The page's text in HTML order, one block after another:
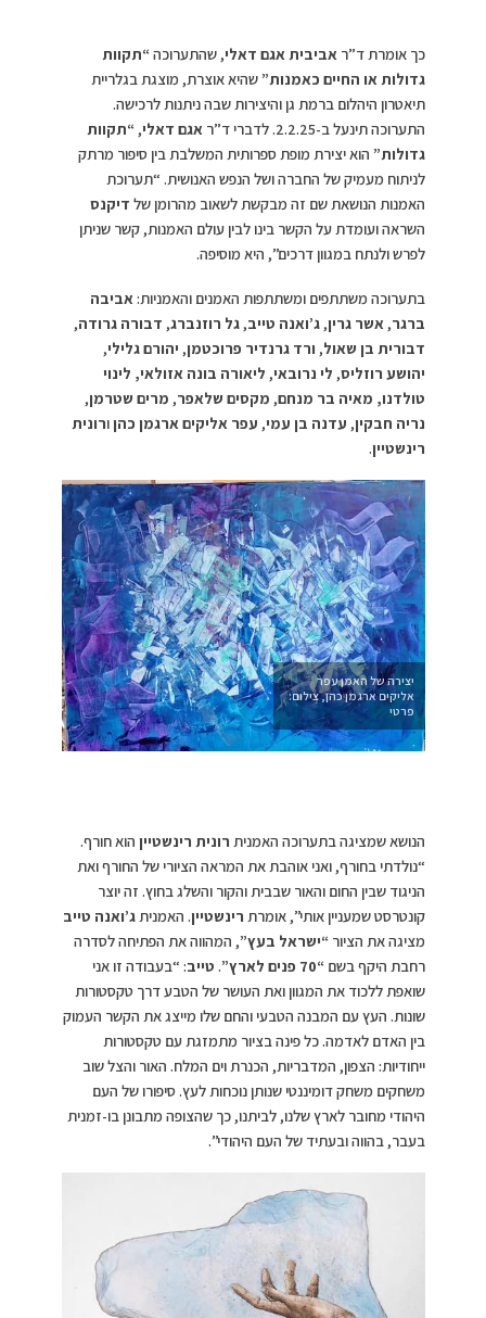
כך אומרת ד”ראביבית אגם דאלי, שהתערוכה“תקוות
גדולות או החיים כאמנות”שהיא אוצרת, מוצגת בגלריית
תיאטרון היהלום ברמת גן והיצירות שבה ניתנות לרכישה.
התערוכה תינעל ב-2.2.25. לדברי ד”ר
אגם דאלי,“תקוות
גדולות” הוא יצירת מופת ספרותית המשלבת בין סיפור מרתק
לניתוח מעמיק של החברה ושל הנפש האנושית. “תערוכת
האמנות הנושאת שם זה מבקשת לשאוב מהרומן של דיקנס
השראה ועומדת על הקשר בינו לבין עולם האמנות, קשר שניתן
לפרש ולנתח במגוון דרכים”, היא מוסיפה.
בתערוכה משתתפים ומשתתפות האמנים והאמניות:אביבה
ברגר,אשר גרין, ג’ואנה טייב, גל רוזנברג, דבורה גרודה,
דבורית בן שאול, ורד גרנדיר פרוכטמן, יהורם גלילי,
יהושע רוזליס, לי נרובאי, ליאורה בונה אזולאי, לינוי
טולדנו, מאיה בר מנחם, מקסים שלאפר, מרים שטרמן,
נריה חבקין, עדנה בן עמי, עפר אליקים ארגמן כהןורונית
רינשטיין.
יצירה של האמן עפר
אליקים ארגמן כהן, צילום:
פרטי
הנושא שמציגה בתערוכה האמנית רונית רינשטיין הוא חורף.
“נולדתי בחורף, ואני אוהבת את המראה הציורי של החורף ואת
הניגוד שבין החום והאור שבבית והקור והשלג בחוץ. זה יוצר
קונטרסט שמעניין אותי”, אומרת רינשטיין. האמניתג’ואנה טייב
מציגה את הציור“ישראל בעץ”, המהווה את הפתיחה לסדרה
רחבת היקף בשם“70 פנים לארץ” . טייב: “בעבודה זו אני
שואפת ללכוד את המגוון ואת העושר של הטבע דרך טקסטורות
שונות. העץ עם המבנה הטבעי והחם שלו מייצג את הקשר העמוק
בין האדם לאדמה. כל פינה בציור מתמזגת עם טקסטורות
ייחודיות: הצפון, המדבריות, הכנרת וים המלח. האור והצל שוב
משחקים משחק דומיננטי שנותן נוכחות לעץ. סיפורו של העם
היהודי מחובר לארץ שלנו, לביתנו, כך שהצופה מתבונן בו-זמנית
בעבר, בהווה ובעתיד של העם היהודי”.